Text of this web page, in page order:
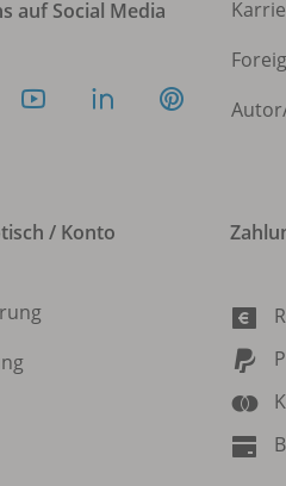
auf Social Media
/ Konto